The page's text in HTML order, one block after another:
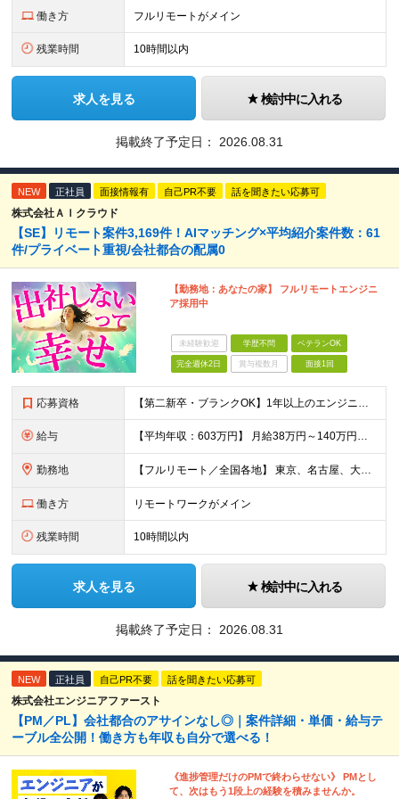
働き方 フルリモートがメイン
残業時間 10時間以内
求人を見る 検討中に入れる
掲載終了予定日： 2026.08.31
NEW 正社員 面接情報有 自己PR不要 話を聞きたい応募可
株式会社ＡＩクラウド
【SE】リモート案件3,169件！AIマッチング×平均紹介案件数：61
件/プライベート重視/会社都合の配属0
【勤務地：あなたの家】 フルリモートエンジニ
ア採用中
未経験歓迎 学歴不問 ベテランOK
完全週休2日 賞与複数月 面接1回
応募資格 【第二新卒・ブランクOK】1年以上のエンジニア経験がある方(開発・インフラ・工程・言語一切不問） 文理・学歴不問 【歓迎条件】 ◆AI・クラウド案件に参画したい方 ◆下流工程から上流工程へステップア
給与 【平均年収：603万円】 月給38万円～140万円＋諸手当（経験者） 【平均年収603万円】 ※案件の契約内容や昇給額などはすべて開示します。 ※経験や能力を考慮し決定します。 ※月給には固定残業
勤務地 【フルリモート／全国各地】 東京、名古屋、大阪、福岡を中心とした全国のプロジェクトにアサイン。 ※プロジェクトは完全選択制です。 ※フルリモート、ハイブリッド型、常駐案件から自由に選択可能です。 ※転
働き方 リモートワークがメイン
残業時間 10時間以内
求人を見る 検討中に入れる
掲載終了予定日： 2026.08.31
NEW 正社員 自己PR不要 話を聞きたい応募可
株式会社エンジニアファースト
【PM／PL】会社都合のアサインなし◎｜案件詳細・単価・給与テ
ーブル全公開！働き方も年収も自分で選べる！
《進捗管理だけのPMで終わらせない》 PMとし
て、次はもう1段上の経験を積みませんか。